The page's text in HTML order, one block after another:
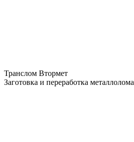
Транслом Втормет
Заготовка и переработка металлолома